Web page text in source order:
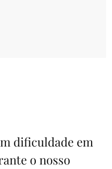
dificuldade em
o nosso